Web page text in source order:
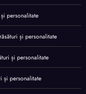
personalitate
și personalitate
și personalitate
și personalitate